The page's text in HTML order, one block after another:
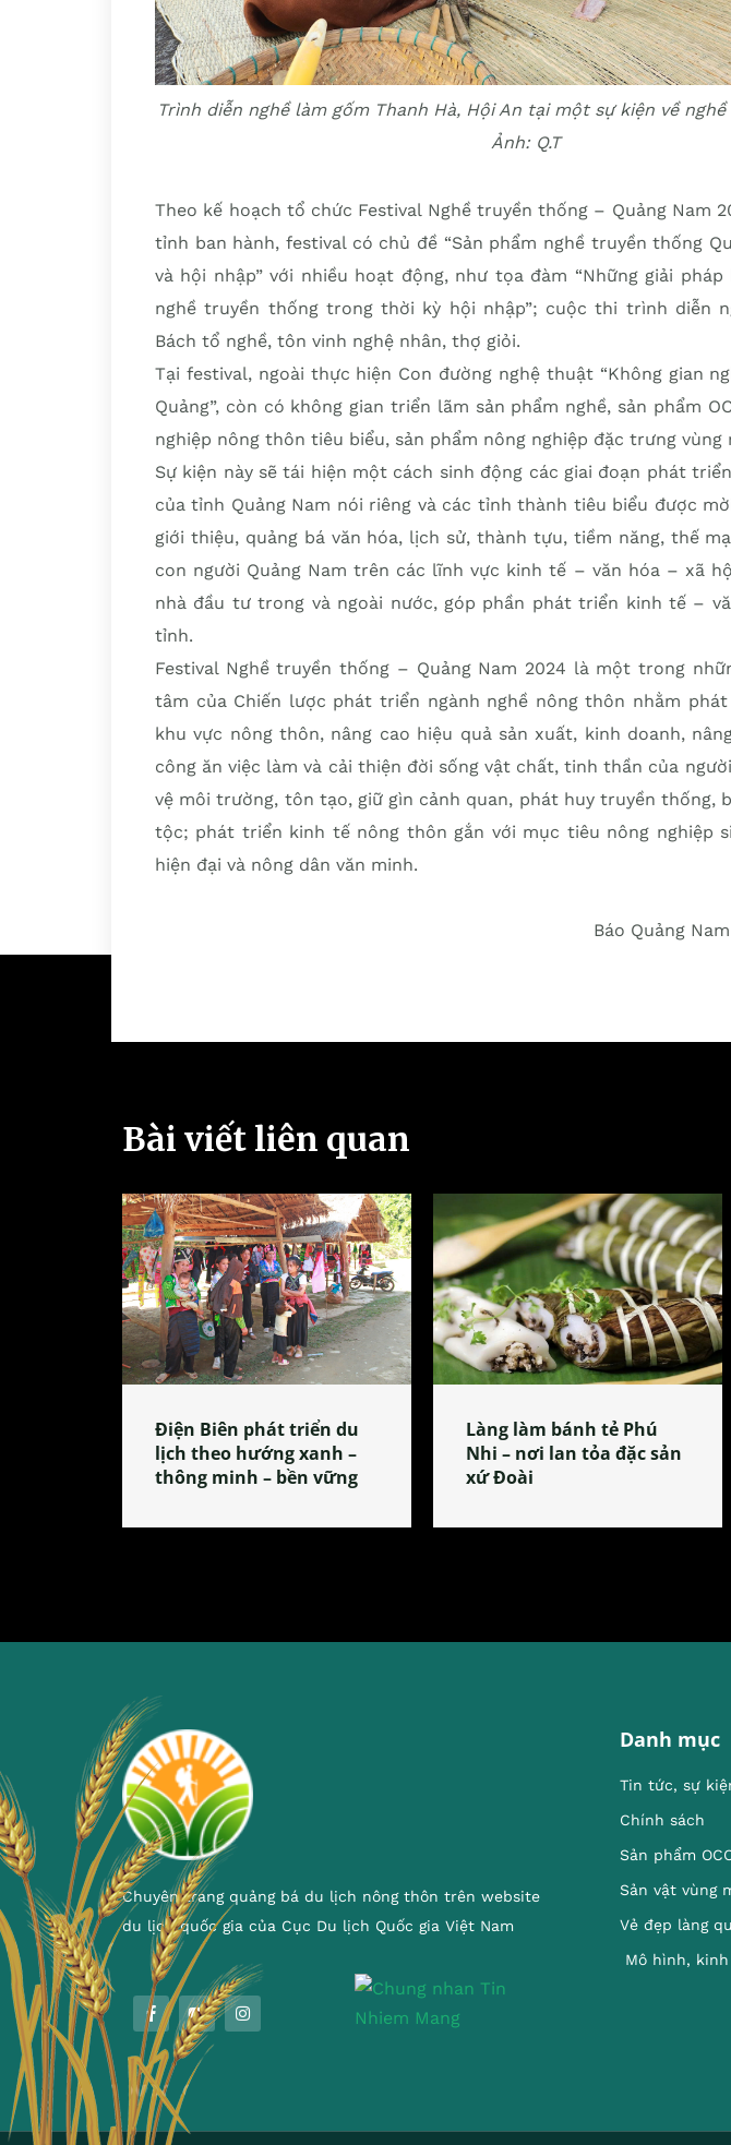
Trình diễn nghề làm gốm Thanh Hà, Hội An tại một sự kiện về
Ảnh: Q.T
Theo kế hoạch tổ chức Festival Nghề truyền thống – Quảng Nam
tỉnh ban hành, festival có chủ đề “Sản phẩm nghề truyền thống
và hội nhập” với nhiều hoạt động, như tọa đàm “Những giải
nghề truyền thống trong thời kỳ hội nhập”; cuộc thi trình diễn
Bách tổ nghề, tôn vinh nghệ nhân, thợ giỏi.
Tại festival, ngoài thực hiện Con đường nghệ thuật “Không gian
Quảng”, còn có không gian triển lãm sản phẩm nghề, sản phẩm
nghiệp nông thôn tiêu biểu, sản phẩm nông nghiệp đặc trưng
Sự kiện này sẽ tái hiện một cách sinh động các giai đoạn phát
của tỉnh Quảng Nam nói riêng và các tỉnh thành tiêu biểu được
giới thiệu, quảng bá văn hóa, lịch sử, thành tựu, tiềm năng, thế
con người Quảng Nam trên các lĩnh vực kinh tế – văn hóa – xã
nhà đầu tư trong và ngoài nước, góp phần phát triển kinh tế –
tỉnh.
Festival Nghề truyền thống – Quảng Nam 2024 là một trong
tâm của Chiến lược phát triển ngành nghề nông thôn nhằm
khu vực nông thôn, nâng cao hiệu quả sản xuất, kinh doanh,
công ăn việc làm và cải thiện đời sống vật chất, tinh thần của
vệ môi trường, tôn tạo, giữ gìn cảnh quan, phát huy truyền thống,
tộc; phát triển kinh tế nông thôn gắn với mục tiêu nông nghiệp
hiện đại và nông dân văn minh.
Báo Quảng
Bài viết liên quan
Điện Biên phát triển du
lịch theo hướng xanh –
thông minh – bền vững
Làng làm bánh tẻ Phú
Nhi – nơi lan tỏa đặc sản
xứ Đoài
Chuyên trang quảng bá du lịch nông thôn trên website
du lịch quốc gia của Cục Du lịch Quốc gia Việt Nam
Danh mục
Tin tức, sự
Chính sách
Sản phẩm
Sản vật vùng
Vẻ đẹp làng
Mô hình,